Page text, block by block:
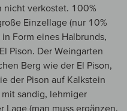
nicht verkostet. 100%
Einzellage (nur 10%
Form eines Halbrunds,
Pison. Der Weingarten
Berg wie der El Pison,
der Pison auf Kalkstein
sandig, lehmiger
(man muss ergänzen,